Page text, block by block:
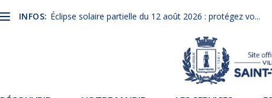
INFOS: Éclipse solaire partielle du 12 août 2026 : protégez vo...